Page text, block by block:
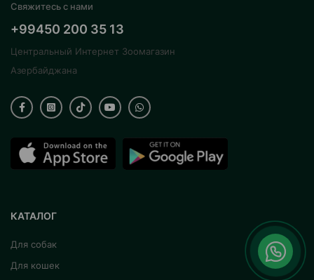
Свяжитесь с нами
+99450 200 35 13
Центральный Интернет Зоомагазин
Азербайджана
КАТАЛОГ
Для собак
Для кошек